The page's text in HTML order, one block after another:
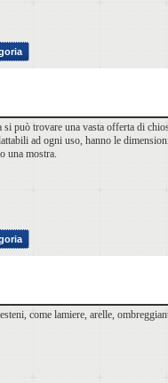
si può trovare una vasta offerta di
ad ogni uso, hanno le
una mostra.
come lamiere, arelle,